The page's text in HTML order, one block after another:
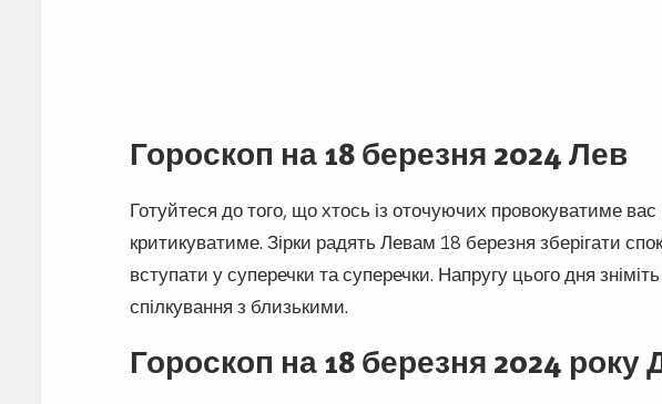
Гороскоп на 18 березня 2024 Лев
Готуйтеся до того, що хтось із оточуючих провокуватиме
критикуватиме. Зірки радять Левам 18 березня зберігати
вступати у суперечки та суперечки. Напругу цього дня
спілкування з близькими.
Гороскоп на 18 березня 2024 року